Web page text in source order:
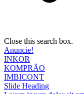
Close this search box.
Anuncie!
INKOR
KOMPRÃO
IMBICONT
Slide Heading